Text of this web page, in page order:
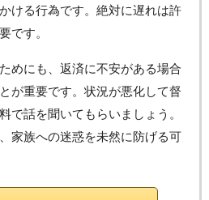
ける行為です。絶対に遅れは許
です。
めにも、返済に不安がある場合
が重要です。状況が悪化して督
で話を聞いてもらいましょう。
家族への迷惑を未然に防げる可